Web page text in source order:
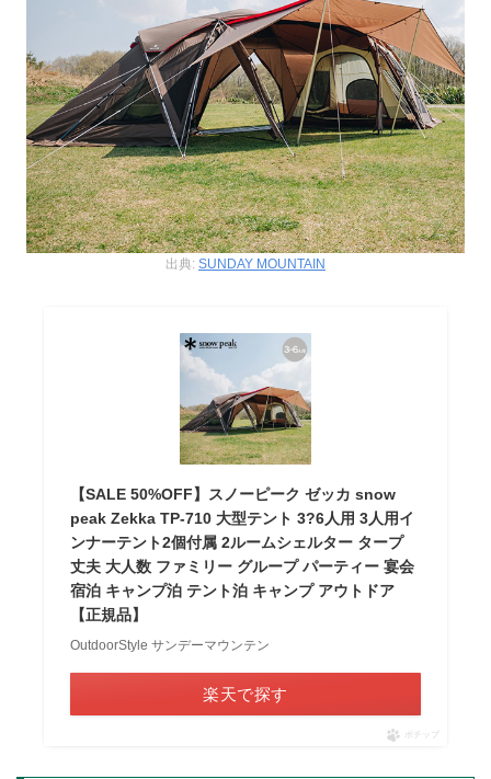
出典: SUNDAY MOUNTAIN
【SALE 50%OFF】スノーピーク ゼッカ snow
peak Zekka TP-710 大型テント 3?6人用 3人用イ
ンナーテント2個付属 2ルームシェルター タープ
丈夫 大人数 ファミリー グループ パーティー 宴会
宿泊 キャンプ泊 テント泊 キャンプ アウトドア
【正規品】
OutdoorStyle サンデーマウンテン
楽天で探す
ポチップ